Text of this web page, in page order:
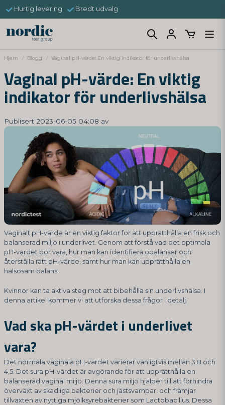
Hurtig levering Bredt udvalg
Hjem Blogg Vaginal pH-värde: En viktig indikator för underlivshälsa
Vaginal pH-värde: En viktig
indikator för underlivshälsa
Publisert 2023-06-05 04:08 av
Vaginalt pH-värde är en viktig faktor för att upprätthålla en frisk och
balanserad miljö i underlivet. Genom att förstå vad det optimala
pH-värdet bör vara, hur man kan identifiera obalanser och
återställa rätt pH-värde, samt hur man kan upprätthålla en
hälsosam balans.
Kvinnor kan ta aktiva steg mot att bibehålla sin underlivshälsa. I
denna artikel kommer vi att utforska dessa frågor i detalj.
Vad ska pH-värdet i underlivet
vara?
Det normala vaginala pH-värdet varierar vanligtvis mellan 3,8 och
4,5. Det sura pH-värdet är avgörande för att upprätthålla en
balanserad vaginal miljö. Denna sura miljö hjälper till att förhindra
överväxt av skadliga bakterier och jästsvampar, och främjar
tillväxten av nyttiga mjölksyrebakterier som Lactobacillus. Dessa